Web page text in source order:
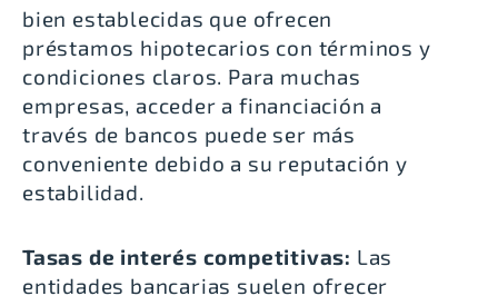
bien establecidas que ofrecen
préstamos hipotecarios con términos y
condiciones claros. Para muchas
empresas, acceder a financiación a
través de bancos puede ser más
conveniente debido a su reputación y
estabilidad.
Tasas de interés competitivas: Las
entidades bancarias suelen ofrecer